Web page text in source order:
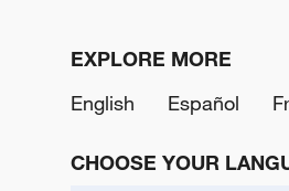
EXPLORE MORE
English
Español
CHOOSE YOUR